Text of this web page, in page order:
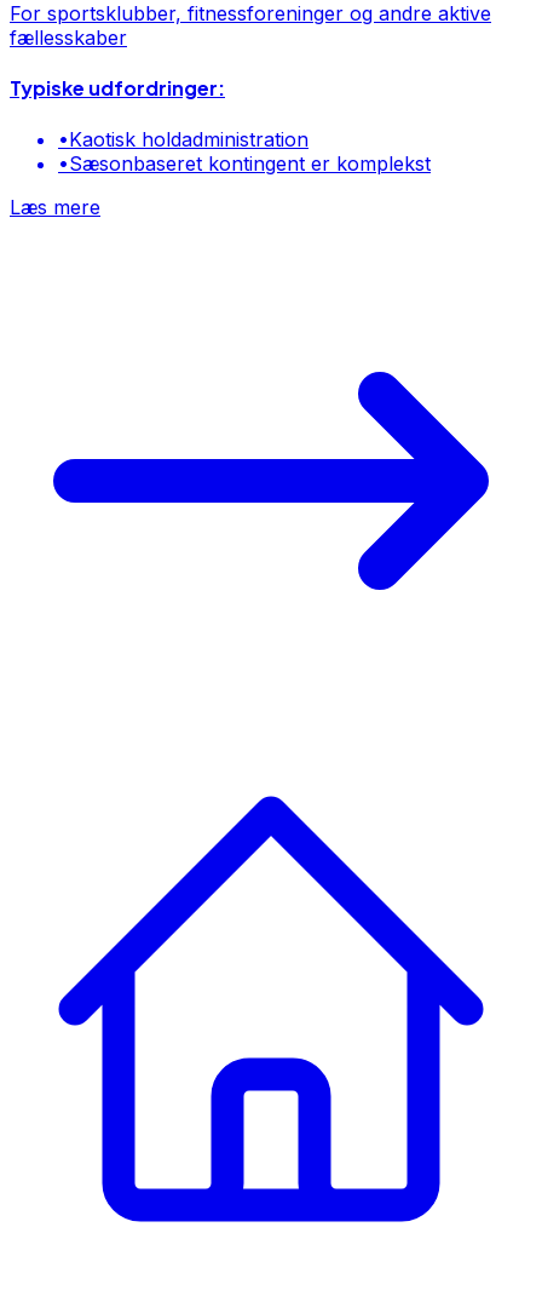
For sportsklubber, fitnessforeninger og andre aktive
fællesskaber
Typiske udfordringer:
•Kaotisk holdadministration
•Sæsonbaseret kontingent er komplekst
Læs mere